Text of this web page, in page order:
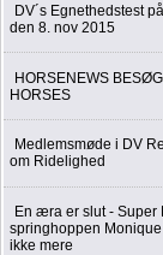
DV´s Egnethedstest
den 8. nov 2015
HORSENEWS
HORSES
Medlemsmøde i DV
om Ridelighed
En æra er slut - Super
springhoppen
ikke mere